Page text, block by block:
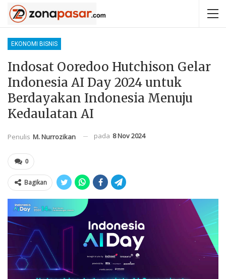
EKONOMI BISNIS
Indosat Ooredoo Hutchison Gelar
Indonesia AI Day 2024 untuk
Berdayakan Indonesia Menuju
Kedaulatan AI
Penulis M. Nurrozikan pada 8 Nov 2024
0
Bagikan